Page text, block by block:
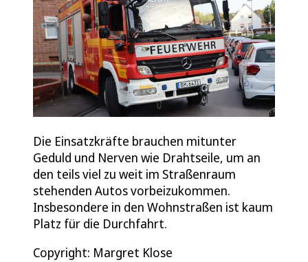
Die Einsatzkräfte brauchen mitunter
Geduld und Nerven wie Drahtseile, um an
den teils viel zu weit im Straßenraum
stehenden Autos vorbeizukommen.
Insbesondere in den Wohnstraßen ist kaum
Platz für die Durchfahrt.
Copyright: Margret Klose